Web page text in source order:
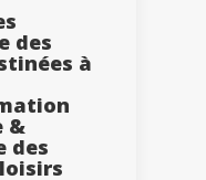
des
à
&
des